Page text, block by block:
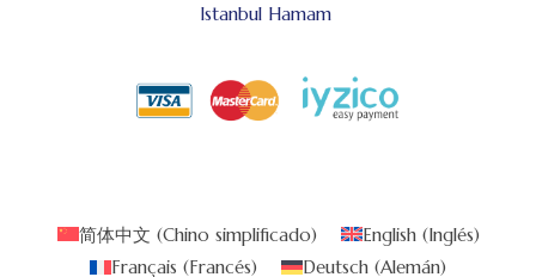
Istanbul Hamam
简体中文 (Chino simplificado) English(Inglés)
Français (Francés) Deutsch (Alemán)